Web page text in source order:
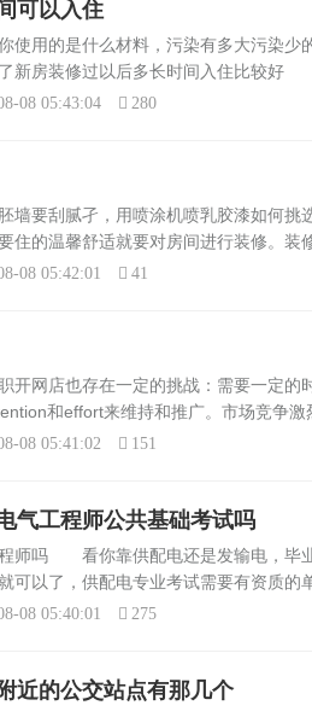
可以入住
用的是什么材料，污染有多大污染少
新房装修过以后多长时间入住比较好
住比较适宜。期间最好使用一些清楚甲
08 05:43:04 280
要刮腻孑，用喷涂机喷乳胶漆如何
住的温馨舒适就要对房间进行装修。装
够，因此，会花费许多钱买来一些不合
08 05:42:01 41
网店也存在一定的挑战：需要一定的
和effort来维持和推广。市场竞争激
具备一定的网络营销知识：大学生需要
08 05:41:02 151
气工程师公共基础考试吗
师吗 看你靠供配电还是发输电，毕
可以了，供配电专业考试需要有资质的
工程师基础考试教材，书后附有报考
08 05:40:01 275
近的公交站点有那几个